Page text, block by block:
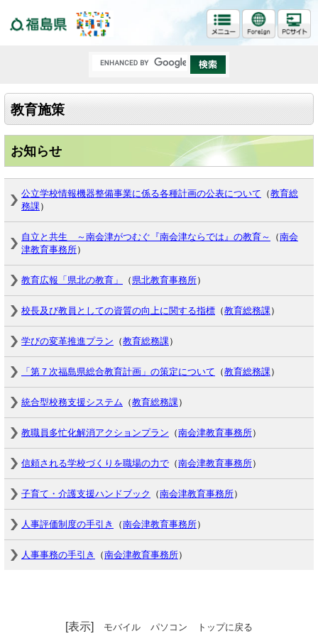
教育施策
お知らせ
公立学校情報機器整備事業に係る各種計画の公表について （教育総
務課）
自立と共生 ～南会津がつむぐ『南会津ならでは』の教育～ （南会
津教育事務所）
教育広報「県北の教育」 （ 県北教育事務所）
校長及び教員としての資質の向上に関する指標 （教育総務課）
学びの変革推進プラン （教育総務課）
「第７次福島県総合教育計画」の策定について （教育総務課）
統合型校務支援システム （教育総務課）
教職員多忙化解消アクションプラン （南会津教育事務所）
信頼される学校づくりを職場の力で （南会津教育事務所）
子育て・介護支援ハンドブック （南会津教育事務所）
人事評価制度の手引き （南会津教育事務所）
人事事務の手引き （南会津教育事務所）
[表示] モバイル パソコン トップに戻る